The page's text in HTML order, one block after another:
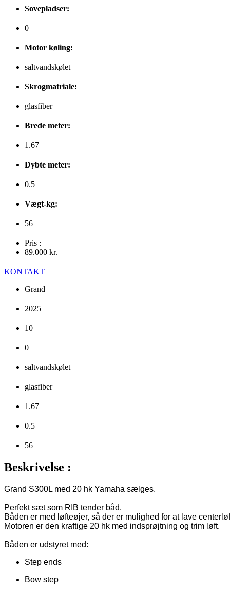
Sovepladser:
0
Motor køling:
saltvandskølet
Skrogmatriale:
glasfiber
Brede meter:
1.67
Dybte meter:
0.5
Vægt-kg:
56
Pris :
89.000 kr.
KONTAKT
Grand
2025
10
0
saltvandskølet
glasfiber
1.67
0.5
56
Beskrivelse :
Grand S300L med 20 hk Yamaha sælges.
Perfekt sæt som RIB tender båd.
Båden er med løfteøjer, så der er mulighed for at lave
Motoren er den kraftige 20 hk med indsprøjtning og trim løft.
Båden er udstyret med:
Step ends
Bow step